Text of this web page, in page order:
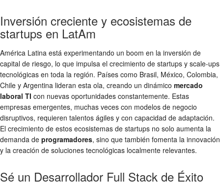
Inversión creciente y ecosistemas de
startups en LatAm
América Latina está experimentando un boom en la inversión de
capital de riesgo, lo que impulsa el crecimiento de startups y scale-ups
tecnológicas en toda la región. Países como Brasil, México, Colombia,
Chile y Argentina lideran esta ola, creando un dinámico mercado
laboral TI con nuevas oportunidades constantemente. Estas
empresas emergentes, muchas veces con modelos de negocio
disruptivos, requieren talentos ágiles y con capacidad de adaptación.
El crecimiento de estos ecosistemas de startups no solo aumenta la
demanda de programadores, sino que también fomenta la innovación
y la creación de soluciones tecnológicas localmente relevantes.
Sé un Desarrollador Full Stack de Éxito